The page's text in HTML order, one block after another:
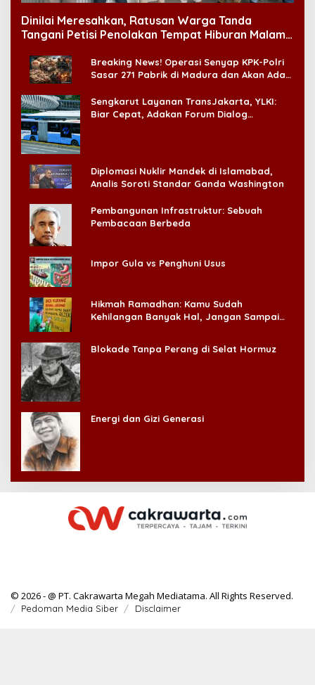
Dinilai Meresahkan, Ratusan Warga Tanda
Tangani Petisi Penolakan Tempat Hiburan Malam
Breaking News! Operasi Senyap KPK-Polri
Sasar 271 Pabrik di Madura dan Akan Ada
Sengkarut Layanan TransJakarta, YLKI:
Biar Cepat, Adakan Forum Dialog
Diplomasi Nuklir Mandek di Islamabad,
Analis Soroti Standar Ganda Washington
Pembangunan Infrastruktur: Sebuah
Pembacaan Berbeda
Impor Gula vs Penghuni Usus
Hikmah Ramadhan: Kamu Sudah
Kehilangan Banyak Hal, Jangan Sampai
Blokade Tanpa Perang di Selat Hormuz
Energi dan Gizi Generasi
© 2026 - @ PT. Cakrawarta Megah Mediatama. All Rights Reserved.
Pedoman Media Siber Disclaimer